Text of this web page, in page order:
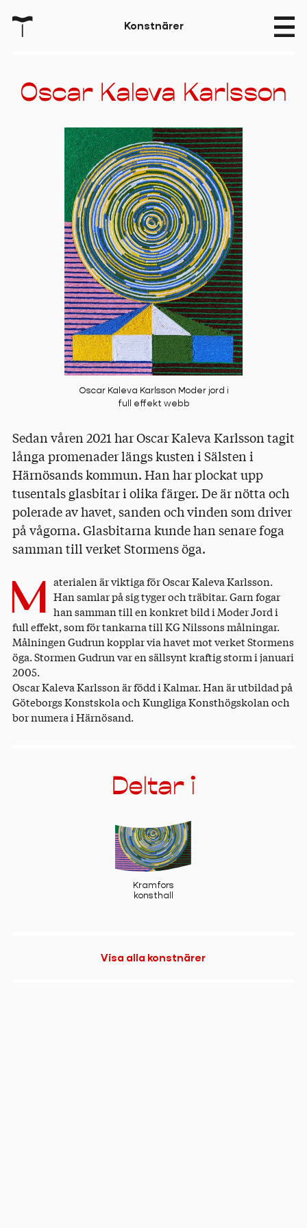
T Konstnärer
Oscar Kaleva Karlsson
Oscar Kaleva Karlsson Moder jord i
full effekt webb
Sedan våren 2021 har Oscar Kaleva Karlsson tagit
långa promenader längs kusten i Sälsten i
Härnösands kommun. Han har plockat upp
tusentals glasbitar i olika färger. De är nötta och
polerade av havet, sanden och vinden som driver
på vågorna. Glasbitarna kunde han senare foga
samman till verket Stormens öga.
M aterialen är viktiga för Oscar Kaleva Karlsson.
Han samlar på sig tyger och träbitar. Garn fogar
han samman till en konkret bild i Moder Jord i
full effekt, som för tankarna till KG Nilssons målningar.
Målningen Gudrun kopplar via havet mot verket Stormens
öga. Stormen Gudrun var en sällsynt kraftig storm i januari
2005.
Oscar Kaleva Karlsson är född i Kalmar. Han är utbildad på
Göteborgs Konstskola och Kungliga Konsthögskolan och
bor numera i Härnösand.
Deltar i
Kramfors
konsthall
Visa alla konstnärer